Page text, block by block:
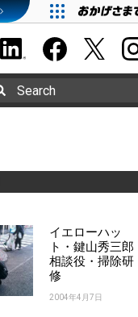
Search
イエローハッ
ト・鍵山秀三郎
相談役・掃除研
修
2004年4月7日